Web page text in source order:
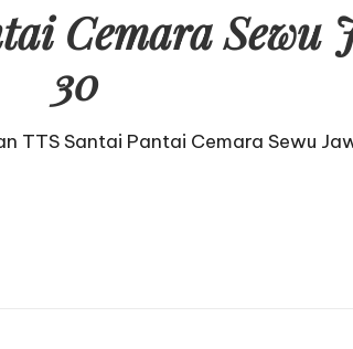
Cemara Sewu
30
TTS Santai Pantai Cemara Sewu